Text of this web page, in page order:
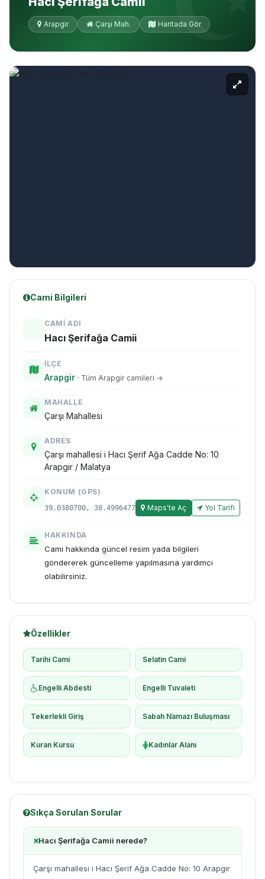
Arapgir Çarşı Mah. Haritada Gör
Cami Bilgileri
CAMI ADI
Hacı Şerifağa Camii
İLÇE
Arapgir · Tüm Arapgir camileri →
MAHALLE
Çarşı Mahallesi
ADRES
Çarşı mahallesi i Hacı Şerif Ağa Cadde No: 10
Arapgir / Malatya
KONUM (GPS)
39.0380700, 38.4996477 Maps'te Aç Yol Tarifi
HAKKINDA
Cami hakkında güncel resim yada bilgileri
göndererek güncelleme yapılmasına yardımcı
olabilirsiniz.
Özellikler
Tarihi Cami Selatin Cami
Engelli Abdesti Engelli Tuvaleti
Tekerlekli Giriş Sabah Namazı Buluşması
Kuran Kursu Kadınlar Alanı
Sıkça Sorulan Sorular
Hacı Şerifağa Camii nerede?
Çarşı mahallesi i Hacı Şerif Ağa Cadde No: 10 Arapgir